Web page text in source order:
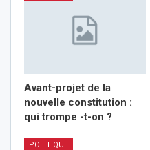
Avant-projet de la
nouvelle constitution :
qui trompe -t-on ?
POLITIQUE